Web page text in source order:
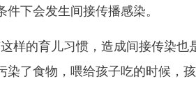
件下会发生间接传播感染。
样的育儿习惯，造成间接传染也
染了食物，喂给孩子吃的时候，